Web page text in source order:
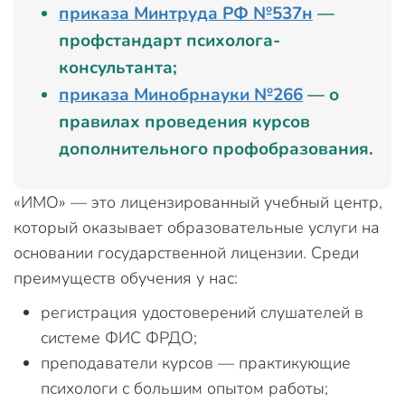
приказа Минтруда РФ №537н —
профстандарт психолога-
консультанта;
приказа Минобрнауки №266— о
правилах проведения курсов
дополнительного профобразования.
«ИМО» — это лицензированный учебный центр,
который оказывает образовательные услуги на
основании государственной лицензии. Среди
преимуществ обучения у нас:
регистрация удостоверений слушателей в
системе ФИС ФРДО;
преподаватели курсов — практикующие
психологи с большим опытом работы;